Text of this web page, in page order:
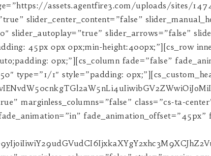
cs_column][/cs_row][/cs_section][cs_section bg_type=”none” parallax=”false” slider_fullscreen=”false” slider_show_on_mobile=”true” slider_center_content=”false” slider_manual_height=”false” slider_height=”550″ slider_speed=”1000″ slider_autoplay_speed=”5000″ slider_autoplay=”true” slider_arrows=”false” slider_fade=”true” slider_dots=”false” bg_image_anchor=”center” style=”margin: 0px;padding: 45px 0px;”][cs_row inner_container=”true” marginless_columns=”false” style=”margin: 0px auto;padding: 30px 0px 0px;”][cs_column fade=”false” fade_animation=”in” fade_animation_offset=”45px” fade_duration=”750″ type=”1/3″ class=”cs-ta-center” style=”padding: 0px;”][cs_image data=”eyJpbWFnZV9zdHlsZSI6Im5vbmUiLCJzcmMiOiJodHRwczpcL1wvZ2F0ZXdheWxhbmRhbmRob21lbGxjLmFnZW50ZmlyZTQuY29tXC93cC1jb250ZW50XC91cGxvYWRzXC9zaXRlc1wvMzE2XC8yMDE2XC8wM1wvZ2F0ZXdheS1sb2dvLTQwMC5wbmciLCJhbHQiOiIiLCJsaW5rIjoiZmFsc2UiLCJocmVmIjoiIyIsImhyZWZfdGl0bGUiOiIiLCJocmVmX3RhcmdldCI6ImZhbHNlIiwiaW5mbyI6Im5vbmUiLCJpbmZvX3BsYWNlIjoidG9wIiwiaW5mb190cmlnZ2VyIjoiaG92ZXIiLCJpbmZvX2NvbnRlbnQiOiIiLCJ3aWR0aCI6IiIsImhlaWdodCI6IiIsImZpdCI6ImZhbHNlIiwiZmlsdGVyIjoiIiwic2VwaWFfdGhyZXNob2xkIjowLCJjb2xvciI6IiIsImlkIjoiIiwiX3R5cGUiOiJpbWFnZSIsImVsZW1lbnRzIjpbXSwiY29udGVudCI6IiIsImNsYXNzIjoiIiwic3R5bGUiOiJ3aWR0aDoxODdweDsiLCJleHRyYSI6IiBzdHlsZT1cIndpZHRoOjE4N3B4O1wiIn0=”][cs_image data=”eyJpbWFnZV9zdHlsZSI6Im5vbmUiLCJzcmMiOiJodHRwczpcL1wvZ2F0ZXdheWxhbmRhbmRob21lbGxjLmNvbVwvd3AtY29udGVudFwvdXBsb2Fkc1wvc2l0ZXNcLzMxNlwvMjAxNlwvMDlcL2NsYXJrc3ZpbGxlLWhvbWVwYWdlLVBIT0xERVIuanBnIiwiYWx0IjoiIiwibGluayI6ImZhbHNlIiwiaHJlZiI6IiMiLCJocmVmX3RpdGxlIjoiIiwiaHJlZl90YXJnZXQiOiJmYWxzZSIsImluZm8iOiJub25lIiwiaW5mb19wbGFjZSI6InRvcCIsImluZm9fdHJpZ2dlciI6ImhvdmVyIiwiaW5mb19jb250ZW50IjoiIiwid2lkdGgiOiIiLCJoZWlnaHQiOiIiLCJmaXQiOiJmYWxzZSIsImZpbHRlciI6IiIsInNlcGlhX3RocmVzaG9sZCI6MCwiY29sb3IiOiIiLCJpZCI6IiIsIl90eXBlIjoiaW1hZ2UiLCJlbGVtZW50cyI6W10sImNvbnRlbnQiOiIiLCJjbGFzcyI6IiIsInN0eWxlIjoiIiwiZXh0cmEiOiIifQ==”][/cs_column][cs_column fade=”false” fade_animation=”in” fade_animation_offset=”45px” fade_duration=”750″ type=”2/3″ style=”padding: 0px;”][cs_text